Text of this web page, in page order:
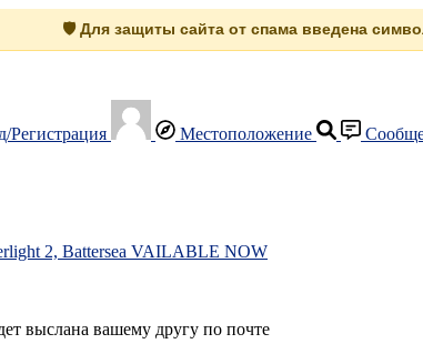
🛡️ Для защиты сайта от спама введена
Регистрация Местоположение
2, Battersea VAILABLE NOW
выслана вашему другу по почте